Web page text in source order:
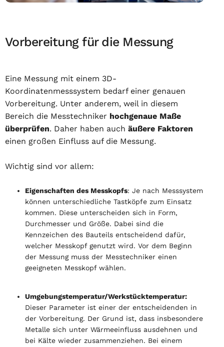
Vorbereitung für die Messung
Eine Messung mit einem 3D-
Koordinatenmesssystem bedarf einer genauen
Vorbereitung. Unter anderem, weil in diesem
Bereich die Messtechniker hochgenaue Maße
überprüfen. Daher haben auch äußere Faktoren
einen großen Einfluss auf die Messung.
Wichtig sind vor allem:
Eigenschaften des Messkopfs: Je nach Messsystem
können unterschiedliche Tastköpfe zum Einsatz
kommen. Diese unterscheiden sich in Form,
Durchmesser und Größe. Dabei sind die
Kennzeichen des Bauteils entscheidend dafür,
welcher Messkopf genutzt wird. Vor dem Beginn
der Messung muss der Messtechniker einen
geeigneten Messkopf wählen.
Umgebungstemperatur/Werkstücktemperatur:
Dieser Parameter ist einer der entscheidenden in
der Vorbereitung. Der Grund ist, dass insbesondere
Metalle sich unter Wärmeeinfluss ausdehnen und
bei Kälte wieder zusammenziehen. Bei einem